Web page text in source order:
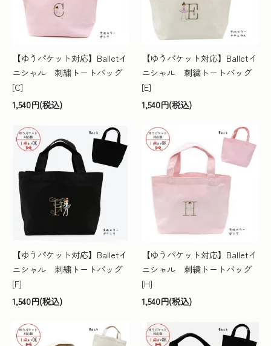
【ゆうパケット対応】Balletイ
ニシャル 刺繍トートバッグ
[C]
1,540円(税込)
【ゆうパケット対応】Balletイ
ニシャル 刺繍トートバッグ
[E]
1,540円(税込)
【ゆうパケット対応】Balletイ
ニシャル 刺繍トートバッグ
[F]
1,540円(税込)
【ゆうパケット対応】Balletイ
ニシャル 刺繍トートバッグ
[H]
1,540円(税込)